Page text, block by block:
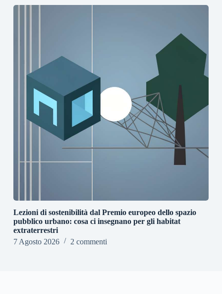
Lezioni di sostenibilità dal Premio europeo dello spazio
pubblico urbano: cosa ci insegnano per gli habitat
extraterrestri
7 Agosto 2026
2 commenti